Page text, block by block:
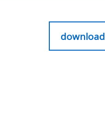
download